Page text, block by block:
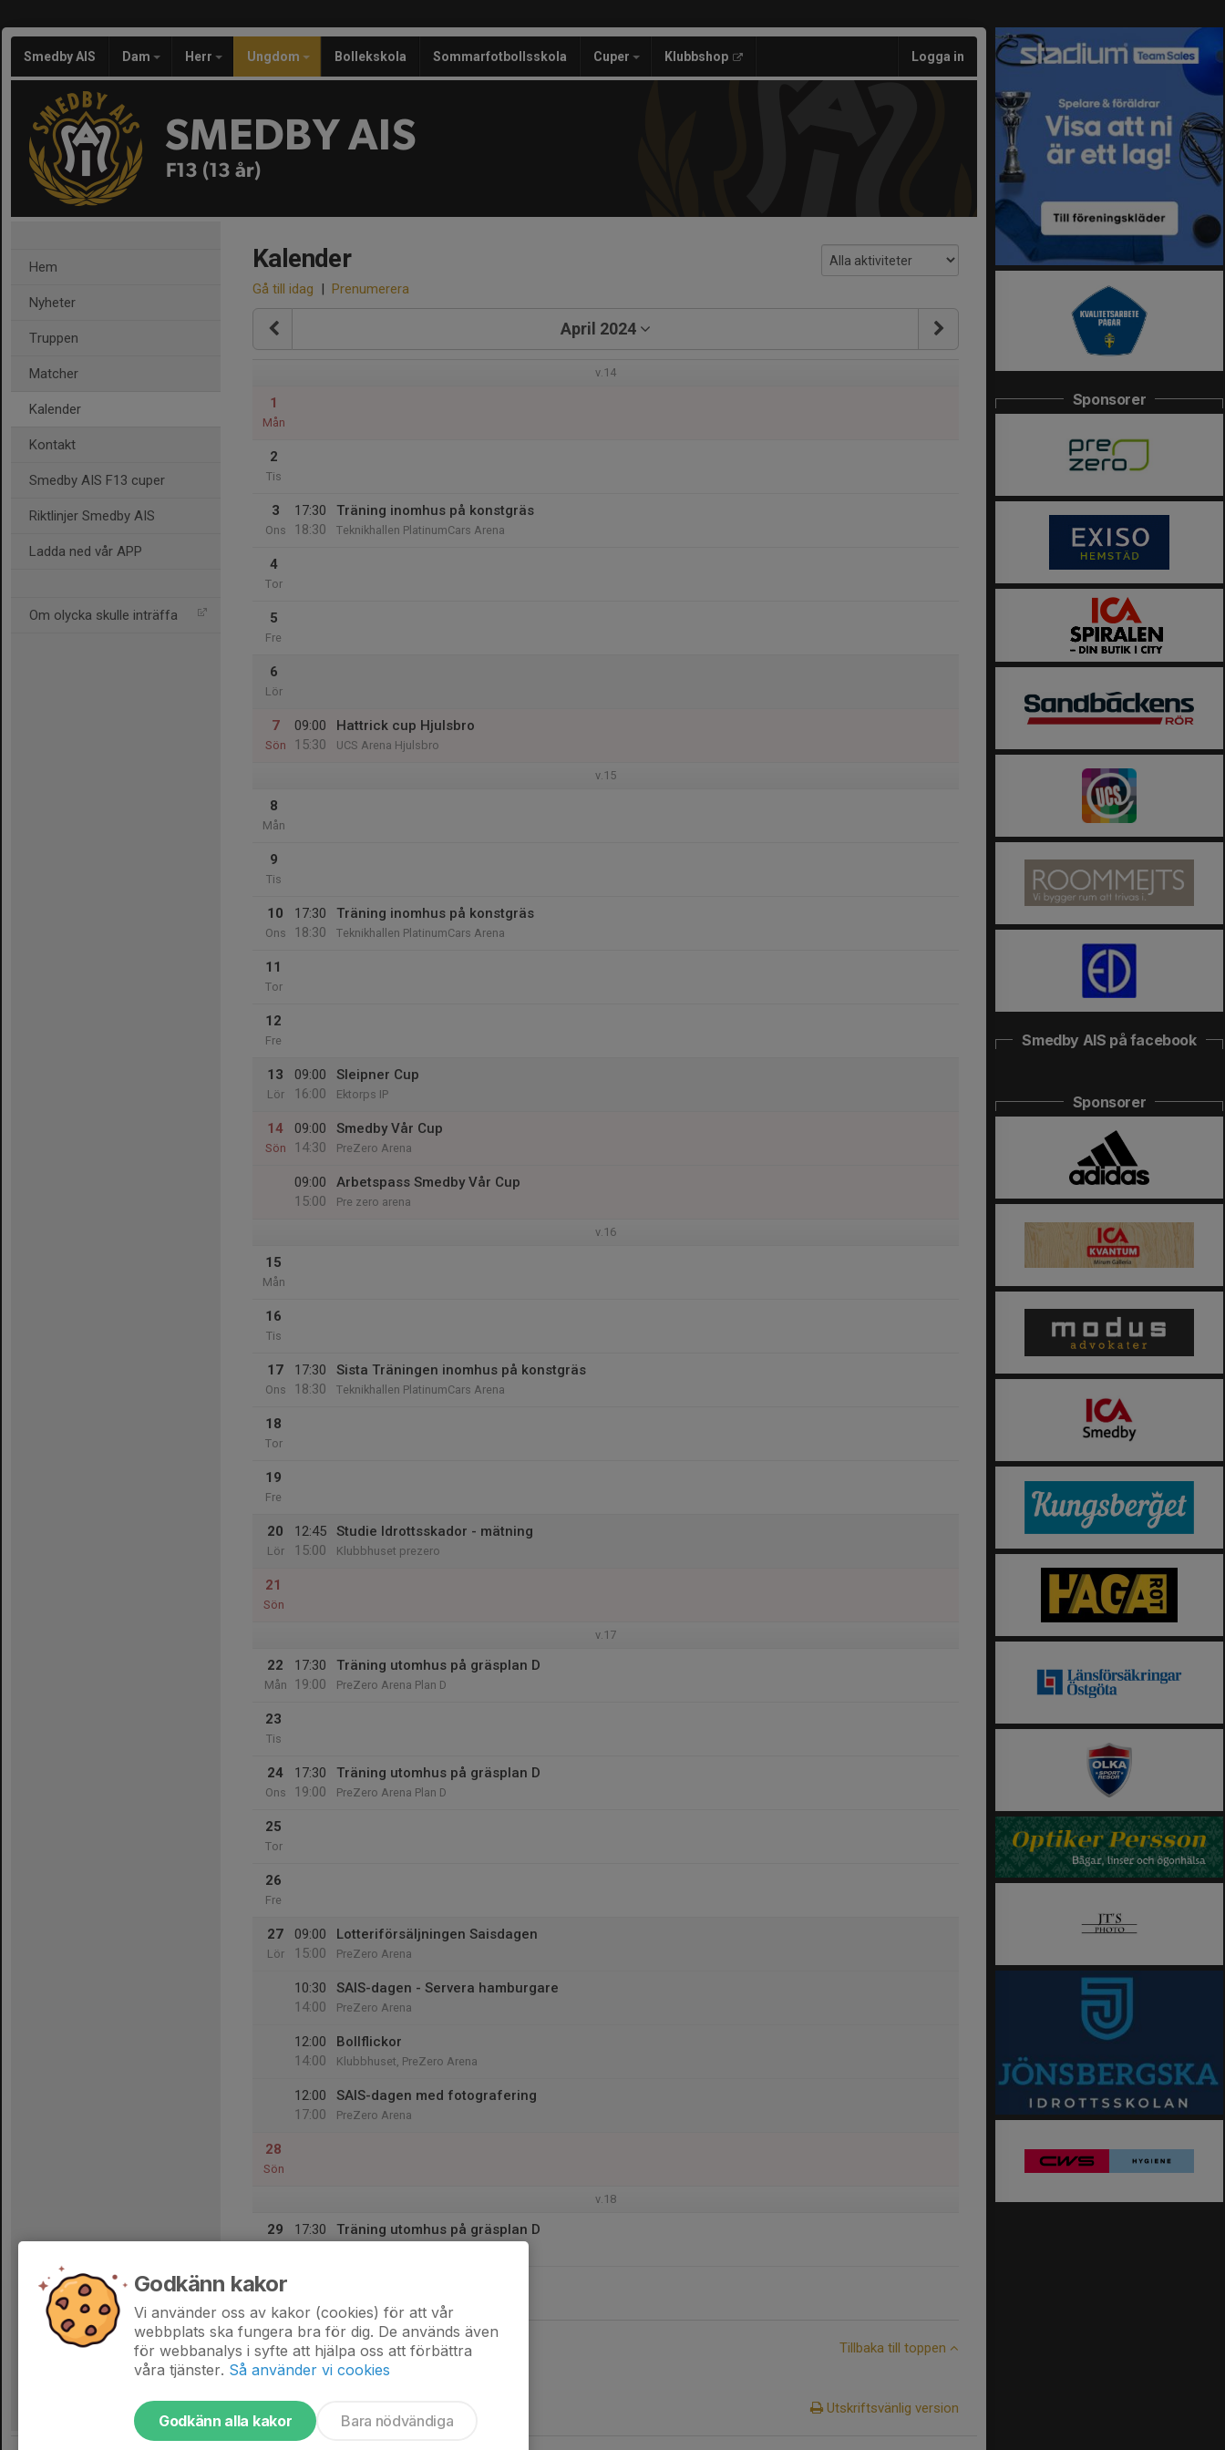
Smedby AIS Dam Herr Ungdom Bollekskola Sommarfotbollsskola Cuper Klubbshop Logga in
SMEDBY AIS
F13 (13 år)
Hem
Nyheter
Truppen
Matcher
Kalender
Kontakt
Smedby AIS F13 cuper
Riktlinjer Smedby AIS
Ladda ned vår APP
Om olycka skulle inträffa
Kalender
Gå till idag | Prenumerera
April 2024
v.14
1
Mån
2
Tis
3
Ons
17:30
18:30
Träning inomhus på konstgräs
Teknikhallen PlatinumCars Arena
4
Tor
5
Fre
6
Lör
7
Sön
09:00
15:30
Hattrick cup Hjulsbro
UCS Arena Hjulsbro
v.15
8
Mån
9
Tis
10
Ons
17:30
18:30
Träning inomhus på konstgräs
Teknikhallen PlatinumCars Arena
11
Tor
12
Fre
13
Lör
09:00
16:00
Sleipner Cup
Ektorps IP
14
Sön
09:00
14:30
Smedby Vår Cup
PreZero Arena
09:00
15:00
Arbetspass Smedby Vår Cup
Pre zero arena
v.16
15
Mån
16
Tis
17
Ons
17:30
18:30
Sista Träningen inomhus på konstgräs
Teknikhallen PlatinumCars Arena
18
Tor
19
Fre
20
Lör
12:45
15:00
Studie Idrottsskador - mätning
Klubbhuset prezero
21
Sön
v.17
22
Mån
17:30
19:00
Träning utomhus på gräsplan D
PreZero Arena Plan D
23
Tis
24
Ons
17:30
19:00
Träning utomhus på gräsplan D
PreZero Arena Plan D
25
Tor
26
Fre
27
Lör
09:00
15:00
Lotteriförsäljningen Saisdagen
PreZero Arena
10:30
14:00
SAIS-dagen - Servera hamburgare
PreZero Arena
12:00
14:00
Bollflickor
Klubbhuset, PreZero Arena
12:00
17:00
SAIS-dagen med fotografering
PreZero Arena
28
Sön
v.18
29
17:30
Träning utomhus på gräsplan D
30
Tillbaka till toppen
Utskriftsvänlig version
Sponsorer
Smedby AIS på facebook
Sponsorer
Godkänn kakor
Vi använder oss av kakor (cookies) för att vår
webbplats ska fungera bra för dig. De används även
för webbanalys i syfte att hjälpa oss att förbättra
våra tjänster. Så använder vi cookies
Godkänn alla kakor Bara nödvändiga